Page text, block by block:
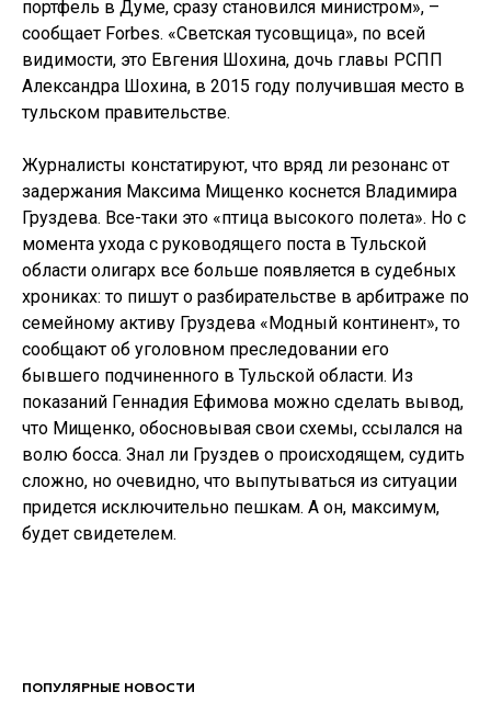
портфель в Думе, сразу становился министром», –
сообщает Forbes. «Светская тусовщица», по всей
видимости, это Евгения Шохина, дочь главы РСПП
Александра Шохина, в 2015 году получившая место в
тульском правительстве.
Журналисты констатируют, что вряд ли резонанс от
задержания Максима Мищенко коснется Владимира
Груздева. Все-таки это «птица высокого полета». Но с
момента ухода с руководящего поста в Тульской
области олигарх все больше появляется в судебных
хрониках: то пишут о разбирательстве в арбитраже по
семейному активу Груздева «Модный континент», то
сообщают об уголовном преследовании его
бывшего подчиненного в Тульской области. Из
показаний Геннадия Ефимова можно сделать вывод,
что Мищенко, обосновывая свои схемы, ссылался на
волю босса. Знал ли Груздев о происходящем, судить
сложно, но очевидно, что выпутываться из ситуации
придется исключительно пешкам. А он, максимум,
будет свидетелем.
ПОПУЛЯРНЫЕ НОВОСТИ